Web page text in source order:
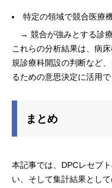
特定の領域で競合医療
→ 競合が強みとする診
これらの分析結果は、病
規診療科開設の判断など
るための意思決定に活用で
まとめ
本記事では、DPCレセプ
い、そして集計結果とし